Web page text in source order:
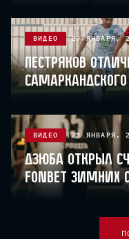
ВИДЕО 29 ЯНВАРЯ,
Пестряков
ВИДЕО 23 ЯНВАРЯ,
Дзюба открыл
FONBET Зимних